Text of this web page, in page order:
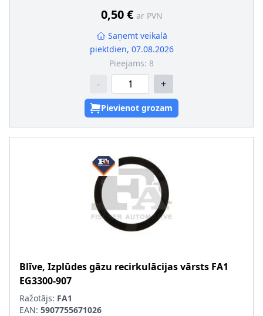
0,50 € ar PVN
Saņemt veikalā
piektdien, 07.08.2026
Pieejams: 8
- +
Pievienot grozam
Blīve, Izplūdes gāzu recirkulācijas vārsts FA1
EG3300-907
Ražotājs: FA1
EAN: 5907755671026